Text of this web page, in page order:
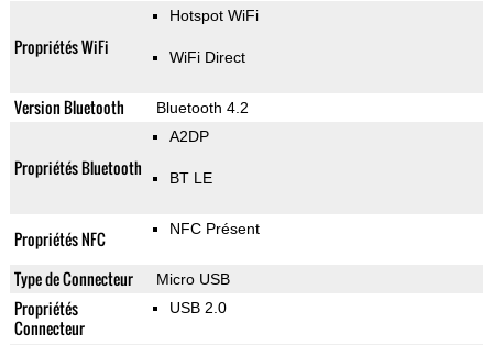
Propriétés WiFi
Hotspot WiFi
WiFi Direct
Version Bluetooth Bluetooth 4.2
Propriétés Bluetooth
A2DP
BT LE
Propriétés NFC NFC Présent
Type de Connecteur Micro USB
Propriétés
Connecteur
USB 2.0